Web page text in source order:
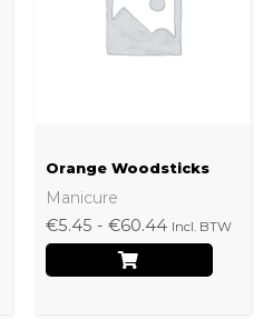
Orange Woodsticks
Manicure
€5.45 - €60.44 Incl. BTW